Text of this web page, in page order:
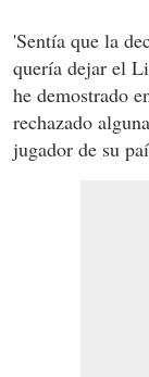
'Sentía que la
quería dejar el
he demostrado
rechazado
jugador de su